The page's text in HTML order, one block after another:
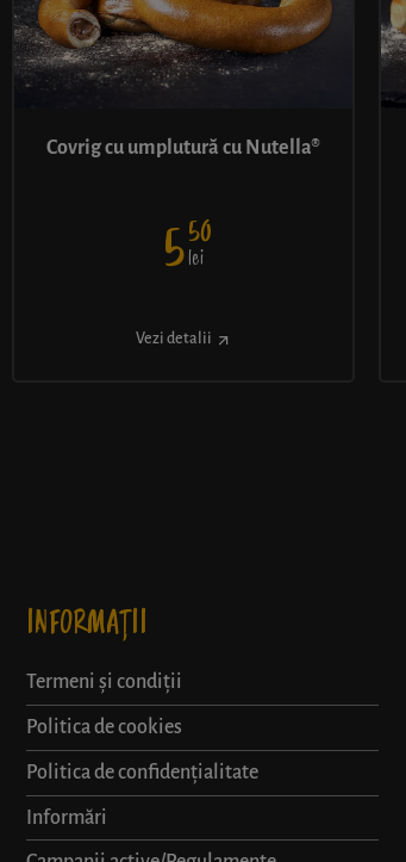
Covrig cu umplutură cu Nutella®
550
lei
Vezi detalii
INFORMAȚII
Termeni și condiții
Politica de cookies
Politica de confidențialitate
Informări